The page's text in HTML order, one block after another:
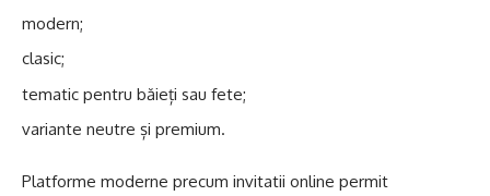
modern;
clasic;
tematic pentru băieți sau fete;
variante neutre și premium.
Platforme moderne precum invitatii online permit